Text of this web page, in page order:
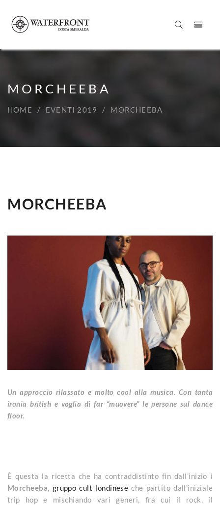
MORCHEEBA
HOME EVENTI 2019 MORCHEEBA
MORCHEEBA
Un approccio rilassato e molto cool alla musica. Con tanta
ironia british e voglia di far “muovere” le persone sul dance
floor.
È questa la ricetta che ha contraddistinto fin dall’inizio i
Morcheeba, gruppo cult londinese che partito dall’iniziale
trip hop e mischiando vari generi, fra cui il rock, il